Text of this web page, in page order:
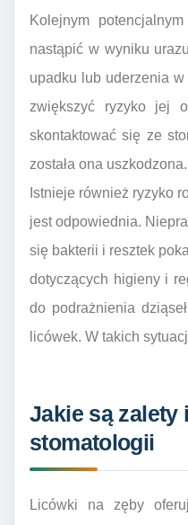
Kolejnym
nastąpić w wyniku
upadku lub uderzenia
zwiększyć ryzyko jej
skontaktować się ze
została ona
Istnieje również ryzyko
jest odpowiednia.
się bakterii i resztek
dotyczących higieny i
do podrażnienia
licówek. W takich
Jakie są zalety
stomatologii
Licówki na zęby